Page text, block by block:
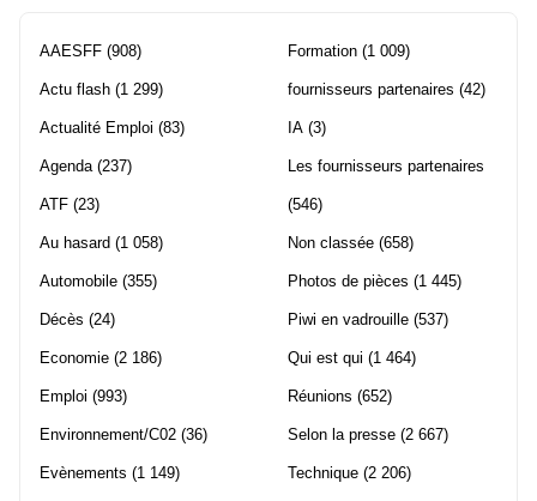
AAESFF (908)
Actu flash (1 299)
Actualité Emploi (83)
Agenda(237)
ATF (23)
Au hasard (1 058)
Automobile (355)
Décès (24)
Economie (2 186)
Emploi (993)
Environnement/C02 (36)
Evènements (1 149)
Formation (1 009)
fournisseurs partenaires (42)
IA (3)
Les fournisseurs partenaires
(546)
Non classée (658)
Photos de pièces (1 445)
Piwi en vadrouille (537)
Qui est qui (1 464)
Réunions (652)
Selon la presse (2 667)
Technique (2 206)